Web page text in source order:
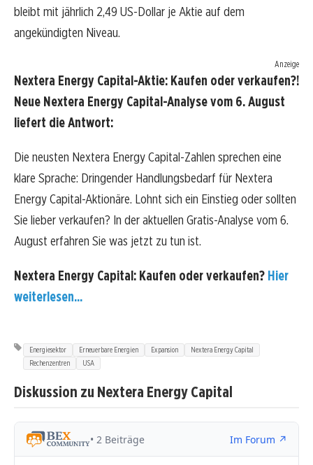
bleibt mit jährlich 2,49 US-Dollar je Aktie auf dem
angekündigten Niveau.
Anzeige
Nextera Energy Capital-Aktie: Kaufen oder verkaufen?!
Neue Nextera Energy Capital-Analyse vom 6. August
liefert die Antwort:
Die neusten Nextera Energy Capital-Zahlen sprechen eine
klare Sprache: Dringender Handlungsbedarf für Nextera
Energy Capital-Aktionäre. Lohnt sich ein Einstieg oder sollten
Sie lieber verkaufen? In der aktuellen Gratis-Analyse vom 6.
August erfahren Sie was jetzt zu tun ist.
Nextera Energy Capital: Kaufen oder verkaufen? Hier
weiterlesen...
Energiesektor Erneuerbare Energien Expansion
Nextera Energy Capital
Rechenzentren
USA
Diskussion zu Nextera Energy Capital